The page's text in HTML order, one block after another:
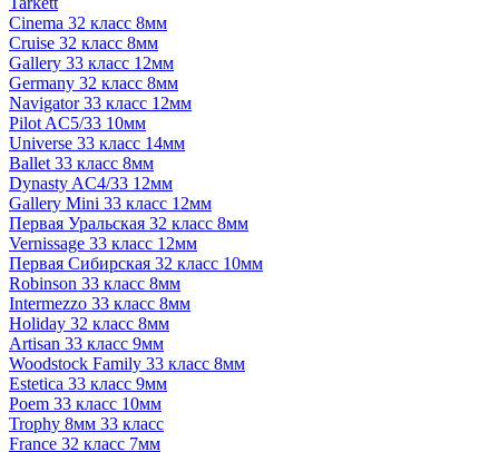
Cinema 32 класс 8мм
Cruise 32 класс 8мм
Gallery 33 класс 12мм
Germany 32 класс 8мм
Navigator 33 класс 12мм
Pilot AC5/33 10мм
Universe 33 класс 14мм
Ballet 33 класс 8мм
Dynasty AC4/33 12мм
Gallery Mini 33 класс 12мм
Первая Уральская 32 класс 8мм
Vernissage 33 класс 12мм
Первая Сибирская 32 класс 10мм
Robinson 33 класс 8мм
Intermezzo 33 класс 8мм
Holiday 32 класс 8мм
Artisan 33 класс 9мм
Woodstock Family 33 класс 8мм
Estetica 33 класс 9мм
Poem 33 класс 10мм
Trophy 8мм 33 класс
France 32 класс 7мм